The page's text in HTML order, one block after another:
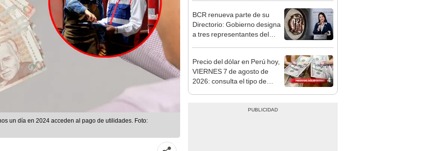
un día en 2024 acceden al pago de utilidades. Foto:
3
BCR renueva parte de su
Directorio: Gobierno designa
a tres representantes del
4
Precio del dólar en Perú hoy,
VIERNES 7 de agosto de
2026: consulta el tipo de